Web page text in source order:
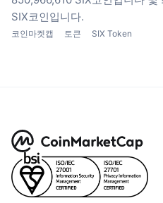
SIX코인입니다.
코인마켓캡 토큰 SIX Token